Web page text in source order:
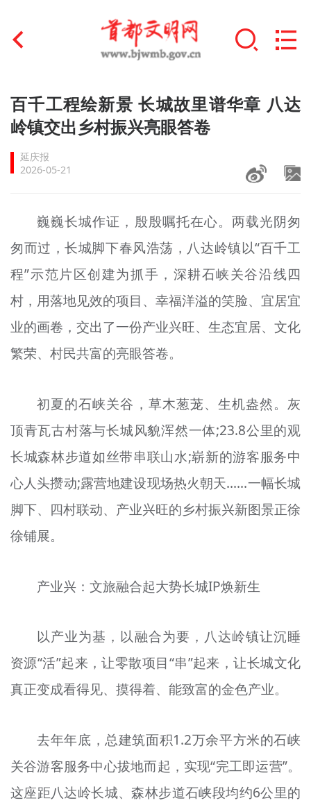
首页
文明创建
文明实践
未成年人思想道德建设
榜样人物
+
身边好人
文明评论
北京宣传文化引导基金
宣传思想文化人才
专题
资料库
+
百千工程绘新景 长城故里谱华章 八达
岭镇交出乡村振兴亮眼答卷
延庆报
2026-05-21
巍巍长城作证，殷殷嘱托在心。两载光阴匆
匆而过，长城脚下春风浩荡，八达岭镇以“百千工
程”示范片区创建为抓手，深耕石峡关谷沿线四
村，用落地见效的项目、幸福洋溢的笑脸、宜居宜
业的画卷，交出了一份产业兴旺、生态宜居、文化
繁荣、村民共富的亮眼答卷。
初夏的石峡关谷，草木葱茏、生机盎然。灰
顶青瓦古村落与长城风貌浑然一体;23.8公里的观
长城森林步道如丝带串联山水;崭新的游客服务中
心人头攒动;露营地建设现场热火朝天……一幅长城
脚下、四村联动、产业兴旺的乡村振兴新图景正徐
徐铺展。
产业兴：文旅融合起大势长城IP焕新生
以产业为基，以融合为要，八达岭镇让沉睡
资源“活”起来，让零散项目“串”起来，让长城文化
真正变成看得见、摸得着、能致富的金色产业。
去年年底，总建筑面积1.2万余平方米的石峡
关谷游客服务中心拔地而起，实现“完工即运营”。
这座距八达岭长城、森林步道石峡段均约6公里的